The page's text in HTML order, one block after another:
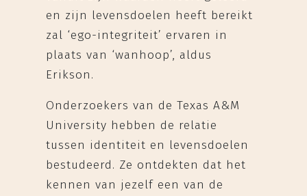
en zijn levensdoelen heeft bereikt
zal ‘ego-integriteit’ ervaren in
plaats van ‘wanhoop’, aldus
Erikson.
Onderzoekers van de Texas A&M
University hebben de relatie
tussen identiteit en levensdoelen
bestudeerd. Ze ontdekten dat het
kennen van jezelf een van de